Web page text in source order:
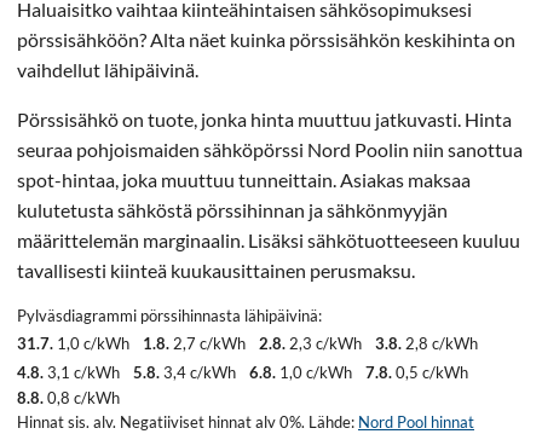
Haluaisitko vaihtaa kiinteähintaisen sähkösopimuksesi
pörssisähköön? Alta näet kuinka pörssisähkön keskihinta on
vaihdellut lähipäivinä.
Pörssisähkö on tuote, jonka hinta muuttuu jatkuvasti. Hinta
seuraa pohjoismaiden sähköpörssi Nord Poolin niin sanottua
spot-hintaa, joka muuttuu tunneittain. Asiakas maksaa
kulutetusta sähköstä pörssihinnan ja sähkönmyyjän
määrittelemän marginaalin. Lisäksi sähkötuotteeseen kuuluu
tavallisesti kiinteä kuukausittainen perusmaksu.
Pylväsdiagrammi pörssihinnasta lähipäivinä:
31.7. 1,0 c/kWh 1.8. 2,7 c/kWh 2.8. 2,3 c/kWh 3.8. 2,8 c/kWh
4.8.3,1 c/kWh 5.8.3,4 c/kWh 6.8. 1,0 c/kWh 7.8.0,5 c/kWh
8.8.0,8 c/kWh
Hinnat sis. alv. Negatiiviset hinnat alv 0%. Lähde: Nord Pool hinnat